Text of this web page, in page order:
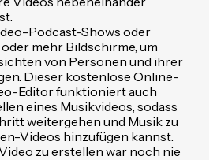
Podcast-Shows oder
mehr Bildschirme, um
von Personen und ihrer
Dieser kostenlose Online-
Editor funktioniert auch
eines Musikvideos, sodass
weitergehen und Musik zu
Videos hinzufügen kannst.
zu erstellen war noch nie